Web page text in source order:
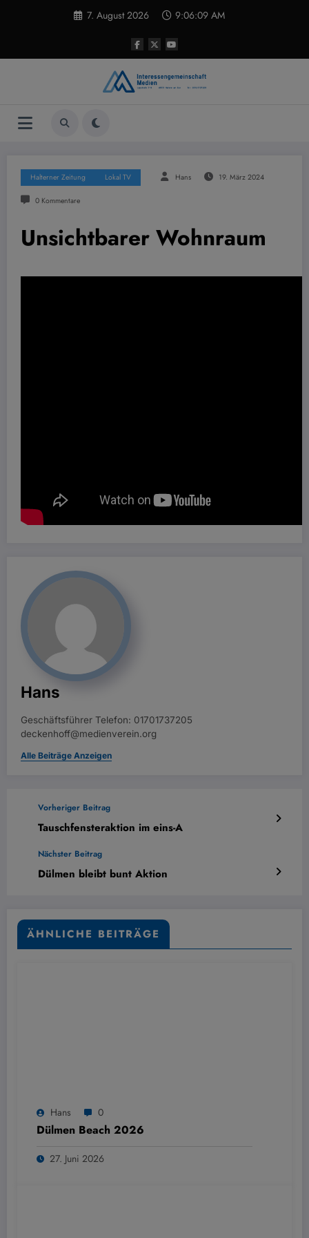
7. August 2026 9:06:10 AM
Halterner Zeitung Lokal TV Hans 19. März 2024
0 Kommentare
Unsichtbarer Wohnraum
Hans
Geschäftsführer Telefon: 01701737205
deckenhoff@medienverein.org
Alle Beiträge Anzeigen
Vorheriger Beitrag
Tauschfensteraktion im eins-A
Nächster Beitrag
Dülmen bleibt bunt Aktion
ÄHNLICHE BEITRÄGE
Hans 0
Dülmen Beach 2026
27. Juni 2026